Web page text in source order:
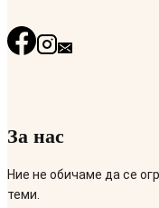
За нас
Ние не обичаме да се
теми.